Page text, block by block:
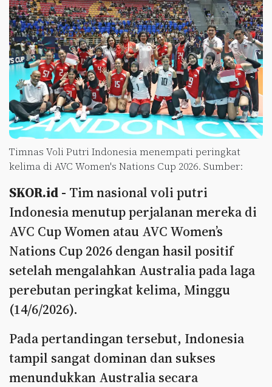
Timnas Voli Putri Indonesia menempati peringkat
kelima di AVC Women's Nations Cup 2026. Sumber:
SKOR.id - Tim nasional voli putri
Indonesia menutup perjalanan mereka di
AVC Cup Women atau AVC Women’s
Nations Cup 2026 dengan hasil positif
setelah mengalahkan Australia pada laga
perebutan peringkat kelima, Minggu
(14/6/2026).
Pada pertandingan tersebut, Indonesia
tampil sangat dominan dan sukses
menundukkan Australia secara